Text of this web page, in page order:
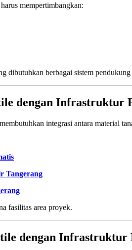
mempertimbangkan:
dibutuhkan berbagai sistem pendukung
dengan Infrastruktur
integrasi antara material
Tangerang
fasilitas area proyek.
dengan